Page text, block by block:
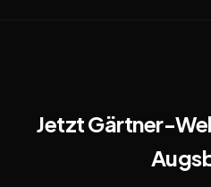
Jetzt Gärtner-